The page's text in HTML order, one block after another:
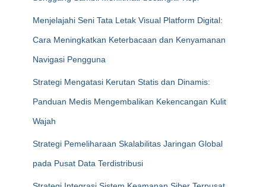
Menjelajahi Seni Tata Letak Visual Platform Digital:
Cara Meningkatkan Keterbacaan dan Kenyamanan
Navigasi Pengguna
Strategi Mengatasi Kerutan Statis dan Dinamis:
Panduan Medis Mengembalikan Kekencangan Kulit
Wajah
Strategi Pemeliharaan Skalabilitas Jaringan Global
pada Pusat Data Terdistribusi